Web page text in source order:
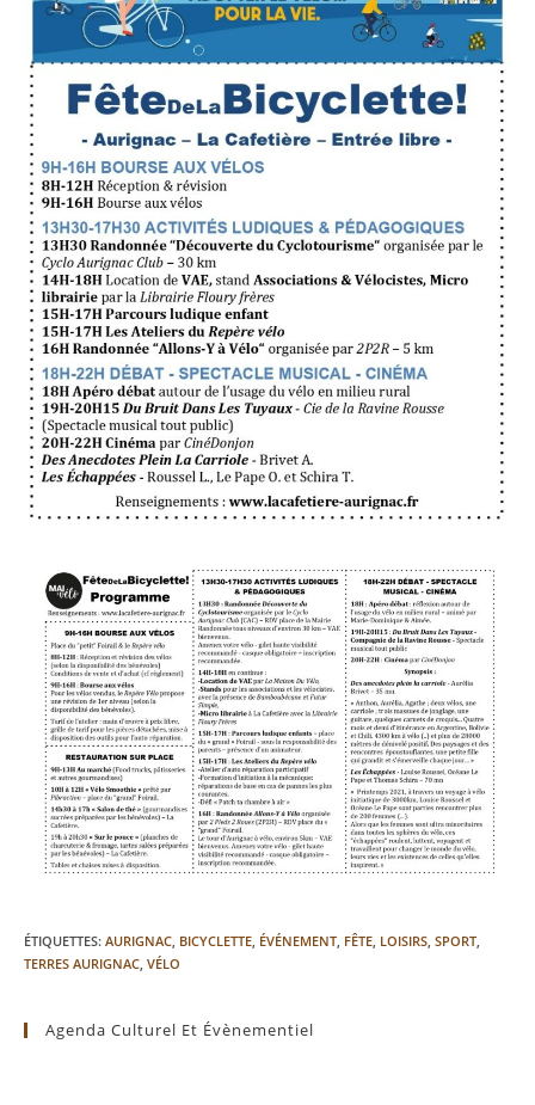
ÉTIQUETTES: AURIGNAC BICYCLETTE ÉVÉNEMENT FÊTE LOISIRS SPORT
TERRES AURIGNAC VÉLO
Agenda Culturel Et Évènementiel